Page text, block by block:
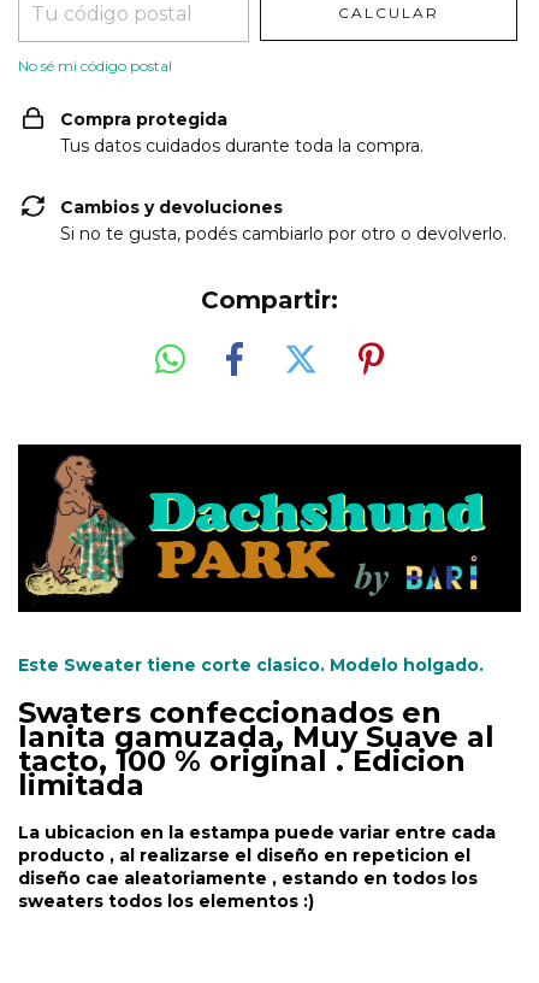
CALCULAR
No sé mi código postal
Compra protegida
Tus datos cuidados durante toda la compra.
Cambios y devoluciones
Si no te gusta, podés cambiarlo por otro o devolverlo.
Compartir:
Este Sweater tiene corte clasico. Modelo holgado.
Swaters confeccionados en
lanita gamuzada, Muy Suave al
tacto, 100 % original . Edicion
limitada
La ubicacion en la estampa puede variar entre cada
producto , al realizarse el diseño en repeticion el
diseño cae aleatoriamente , estando en todos los
sweaters todos los elementos :)